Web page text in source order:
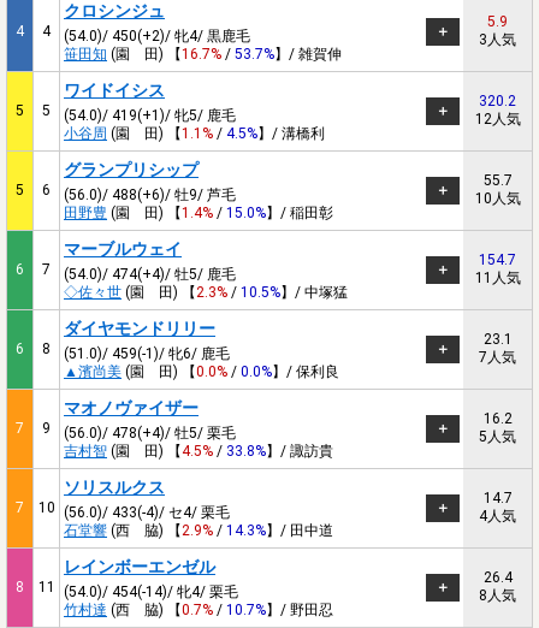
4 4
クロシンジュ
(54.0)/ 450(+2)/ 牝4/ 黒鹿毛
笹田知 (園 田) 【16.7% / 53.7%】/ 雑賀伸
5.9
3人気
5 5
ワイドイシス
(54.0)/ 419(+1)/ 牝5/ 鹿毛
小谷周 (園 田) 【1.1% / 4.5%】/ 溝橋利
320.2
12人気
5 6
グランプリシップ
(56.0)/ 488(+6)/ 牡9/ 芦毛
田野豊 (園 田) 【1.4% / 15.0%】/ 稲田彰
55.7
10人気
6 7
マーブルウェイ
(54.0)/ 474(+4)/ 牡5/ 鹿毛
◇佐々世 (園 田) 【2.3% / 10.5%】/ 中塚猛
154.7
11人気
6 8
ダイヤモンドリリー
(51.0)/ 459(-1)/ 牝6/ 鹿毛
▲濱尚美 (園 田) 【0.0% / 0.0%】/ 保利良
23.1
7人気
7 9
マオノヴァイザー
(56.0)/ 478(+4)/ 牡5/ 栗毛
吉村智 (園 田) 【4.5% / 33.8%】/ 諏訪貴
16.2
5人気
7 10
ソリスルクス
(56.0)/ 433(-4)/ セ4/ 栗毛
石堂響 (西 脇) 【2.9% / 14.3%】/ 田中道
14.7
4人気
8 11
レインボーエンゼル
(54.0)/ 454(-14)/ 牝4/ 栗毛
竹村達 (西 脇) 【0.7% / 10.7%】/ 野田忍
26.4
8人気